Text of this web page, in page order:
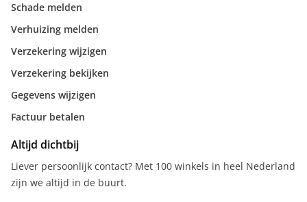
Schade melden
Verhuizing melden
Verzekering wijzigen
Verzekering bekijken
Gegevens wijzigen
Factuur betalen
Altijd dichtbij
Liever persoonlijk contact? Met 100 winkels in heel Nederland
zijn we altijd in de buurt.